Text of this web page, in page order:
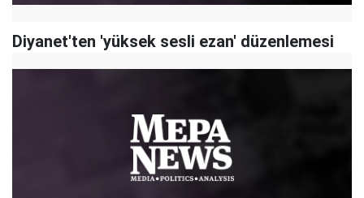
Diyanet'ten 'yüksek sesli ezan' düzenlemesi